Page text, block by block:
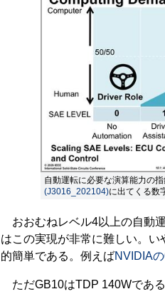
自動運転に必要な演算能力の指
(J3016_202104)に出てくる数
おおむねレベル4以上の自動
はこの実現が非常に難しい。
的簡単である。例えばNVIDIA
ただGB10はTDP 140Wであ